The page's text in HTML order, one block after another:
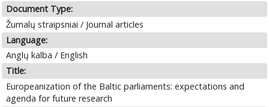
Document Type:
Žurnalų straipsniai / Journal articles
Language:
Anglų kalba / English
Title:
Europeanization of the Baltic parliaments: expectations and
agenda for future research